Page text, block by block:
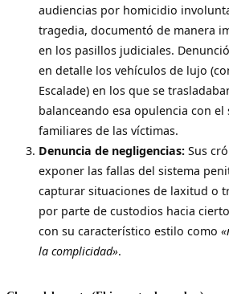
audiencias por homicidio
tragedia, documentó de manera
en los pasillos judiciales.
en detalle los vehículos de lujo
Escalade) en los que se
balanceando esa opulencia con
familiares de las víctimas.
Denuncia de negligencias: Sus
exponer las fallas del sistema
capturar situaciones de laxitud o
por parte de custodios hacia
con su característico estilo como
la complicidad».